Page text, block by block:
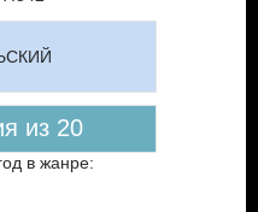
из 20
в жанре: